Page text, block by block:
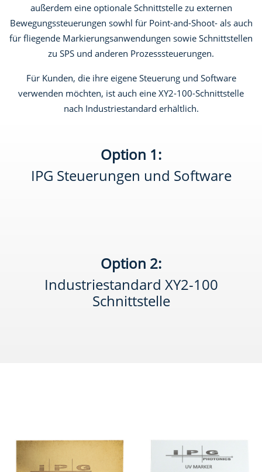
außerdem eine optionale Schnittstelle zu externen
Bewegungssteuerungen sowhl für Point-and-Shoot- als auch
für fliegende Markierungsanwendungen sowie Schnittstellen
zu SPS und anderen Prozesssteuerungen.
Für Kunden, die ihre eigene Steuerung und Software
verwenden möchten, ist auch eine XY2-100-Schnittstelle
nach Industriestandard erhältlich.
Option 1:
IPG Steuerungen und Software
Option 2:
Industriestandard XY2-100
Schnittstelle